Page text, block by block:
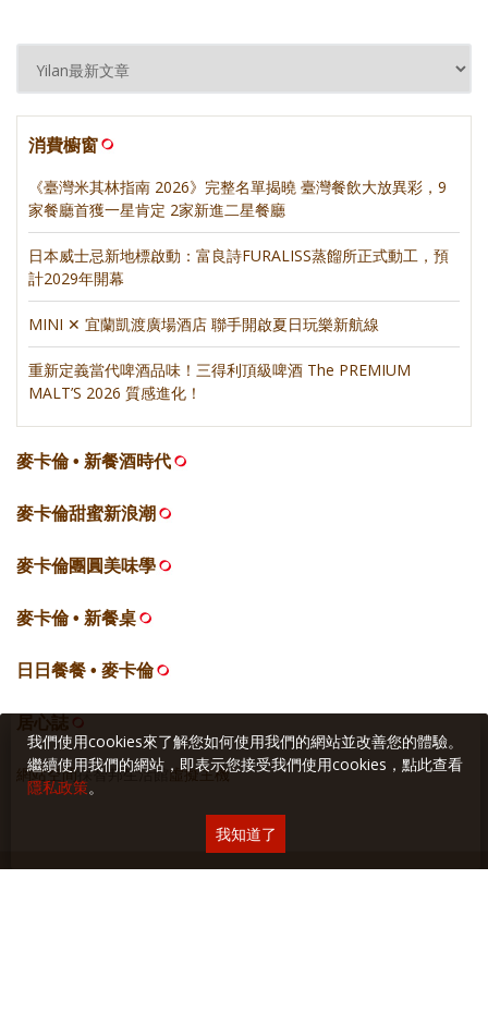
消費櫥窗
《臺灣米其林指南 2026》完整名單揭曉 臺灣餐飲大放異彩，9
家餐廳首獲一星肯定 2家新進二星餐廳
日本威士忌新地標啟動：富良詩FURALISS蒸餾所正式動工，預
計2029年開幕
MINI ✕ 宜蘭凱渡廣場酒店 聯手開啟夏日玩樂新航線
重新定義當代啤酒品味！三得利頂級啤酒 The PREMIUM
MALT’S 2026 質感進化！
麥卡倫 • 新餐酒時代
麥卡倫甜蜜新浪潮
麥卡倫團圓美味學
麥卡倫 • 新餐桌
日日餐餐 • 麥卡倫
居心誌
網站空間採智邦生活館 虛擬主機
我們使用cookies來了解您如何使用我們的網站並改善您的體驗。
繼續使用我們的網站，即表示您接受我們使用cookies，點此查看
隱私政策。
我知道了